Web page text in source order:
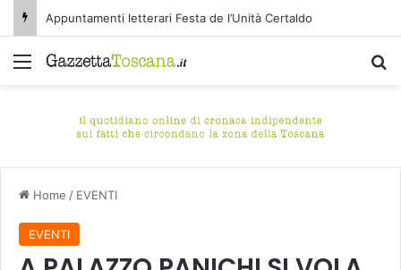
Appuntamenti letterari Festa de l’Unità Certaldo
Menu
Home / EVENTI
EVENTI